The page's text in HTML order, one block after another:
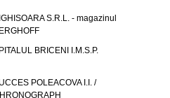
S.R.L. - magazinul
BRICENI I.M.S.P.
POLEACOVA I.I. /